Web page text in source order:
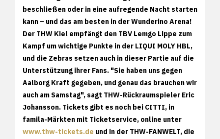
beschließen oder in eine aufregende Nacht starten
kann – und das am besten in der Wunderino Arena!
Der THW Kiel empfängt den TBV Lemgo Lippe zum
Kampf um wichtige Punkte in der LIQUI MOLY HBL,
und die Zebras setzen auch in dieser Partie auf die
Unterstützung ihrer Fans. "Sie haben uns gegen
Aalborg Kraft gegeben, und genau das brauchen wir
auch am Samstag", sagt THW-Rückraumspieler Eric
Johansson. Tickets gibt es noch bei CITTI, in
famila-Märkten mit Ticketservice, online unter
www.thw-tickets.de und in der THW-FANWELT, die